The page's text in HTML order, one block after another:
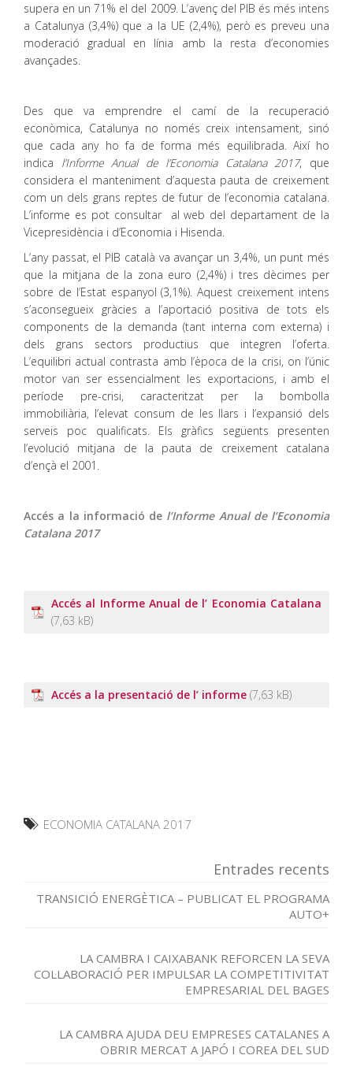
supera en un 71% el del 2009. L’avenç del PIB és més intens
a Catalunya (3,4%) que a la UE (2,4%), però es preveu una
moderació gradual en línia amb la resta d’economies
avançades.
Des que va emprendre el camí de la recuperació
econòmica, Catalunya no només creix intensament, sinó
que cada any ho fa de forma més equilibrada. Així ho
indica l’Informe Anual de l’Economia Catalana 2017, que
considera el manteniment d’aquesta pauta de creixement
com un dels grans reptes de futur de l’economia catalana.
L’informe es pot consultar al web del departament de la
Vicepresidència i d’Economia i Hisenda.
L’any passat, el PIB català va avançar un 3,4%, un punt més
que la mitjana de la zona euro (2,4%) i tres dècimes per
sobre de l’Estat espanyol (3,1%). Aquest creixement intens
s’aconsegueix gràcies a l’aportació positiva de tots els
components de la demanda (tant interna com externa) i
dels grans sectors productius que integren l’oferta.
L’equilibri actual contrasta amb l’època de la crisi, on l’únic
motor van ser essencialment les exportacions, i amb el
període pre-crisi, caracteritzat per la bombolla
immobiliària, l’elevat consum de les llars i l’expansió dels
serveis poc qualificats. Els gràfics següents presenten
l’evolució mitjana de la pauta de creixement catalana
d’ençà el 2001.
Accés a la informació de l’Informe Anual de l’Economia
Catalana 2017
Accés al Informe Anual de l’ Economia Catalana
Accés a la presentació de l’ informe
ECONOMIA CATALANA 2017
Entrades recents
TRANSICIÓ ENERGÈTICA – PUBLICAT EL PROGRAMA
AUTO+
LA CAMBRA I CAIXABANK REFORCEN LA SEVA
COL·LABORACIÓ PER IMPULSAR LA COMPETITIVITAT
EMPRESARIAL DEL BAGES
LA CAMBRA AJUDA DEU EMPRESES CATALANES A
OBRIR MERCAT A JAPÓ I COREA DEL SUD